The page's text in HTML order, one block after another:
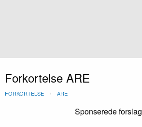
Forkortelse ARE
FORKORTELSE ARE
Sponserede forslag